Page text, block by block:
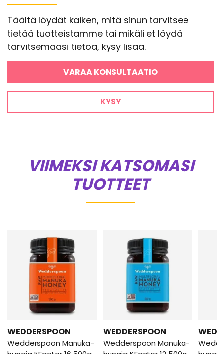
Täältä löydät kaiken, mitä sinun tarvitsee
tietää tuotteistamme tai mikäli et löydä
tarvitsemaasi tietoa, kysy lisää.
VARAA KONSULTAATIO
KYSY
VIIMEKSI KATSOMASI
TUOTTEET
WEDDERSPOON
Wedderspoon Manuka-
WEDDERSPOON
Wedderspoon Manuka-